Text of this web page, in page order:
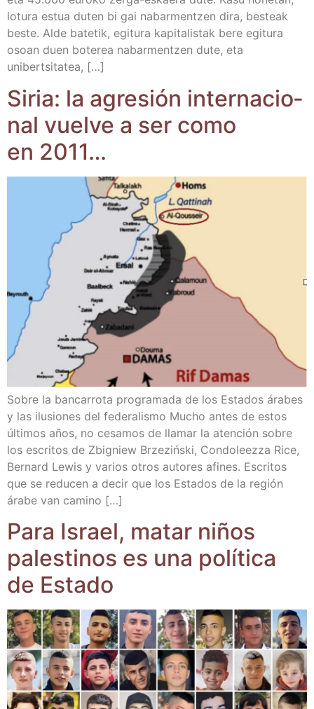
lotu­ra estua duten bi gai nabar­men­tzen dira, bes­teak
bes­te. Alde bate­tik, egi­tu­ra kapi­ta­lis­tak bere egi­tu­ra
osoan duen bote­rea nabar­men­tzen dute, eta
unibertsitatea, […]
Siria: la agre­sión inter­na­cio­
nal vuel­ve a ser como
en 2011…
Sobre la ban­ca­rro­ta pro­gra­ma­da de los Esta­dos ára­bes
y las ilu­sio­nes del fede­ra­lis­mo Mucho antes de estos
últi­mos años, no cesa­mos de lla­mar la aten­ción sobre
los escri­tos de Zbig­niew Brze­zińs­ki, Con­do­leez­za Rice,
Ber­nard Lewis y varios otros auto­res afi­nes. Escri­tos
que se redu­cen a decir que los Esta­dos de la región
ára­be van camino […]
Para Israel, matar niños
pales­ti­nos es una polí­ti­ca
de Estado